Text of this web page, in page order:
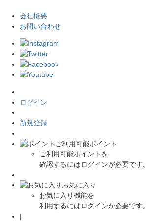
会社概要
お問い合わせ
ログイン
新規登録
ご利用可能ポイント
ご利用可能ポイントを
確認するにはログインが必要です。
お気に入り
お気に入り機能を
利用するにはログインが必要です。
|